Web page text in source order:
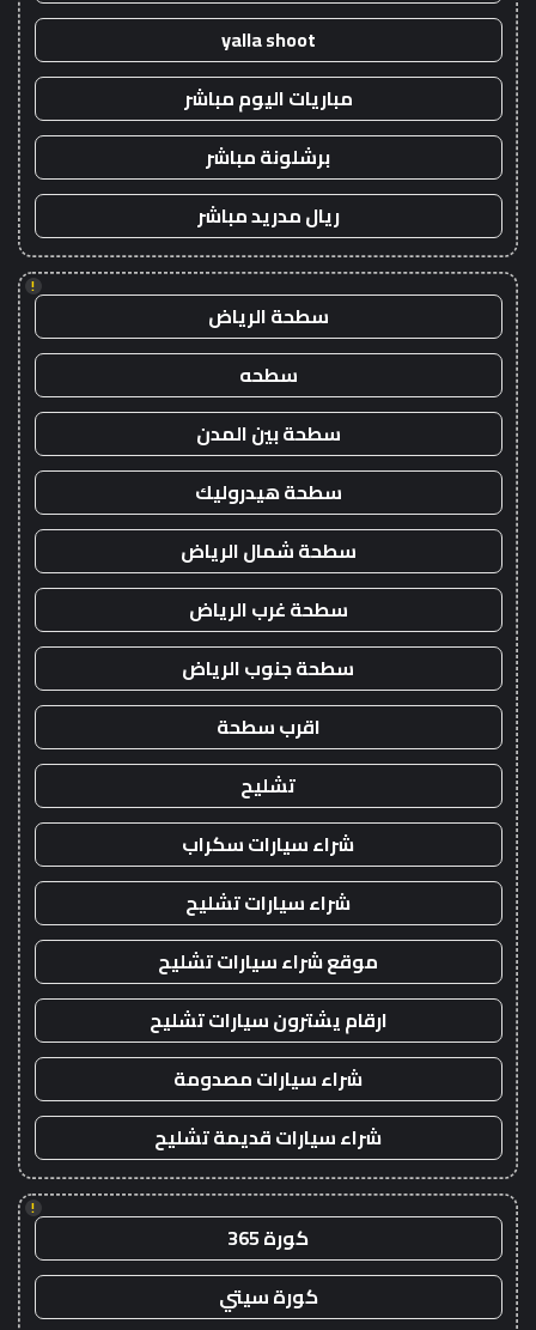
yalla shoot
مباريات اليوم مباشر
برشلونة مباشر
ريال مدريد مباشر
!
سطحة الرياض
سطحه
سطحة بين المدن
سطحة هيدروليك
سطحة شمال الرياض
سطحة غرب الرياض
سطحة جنوب الرياض
اقرب سطحة
تشليح
شراء سيارات سكراب
شراء سيارات تشليح
موقع شراء سيارات تشليح
ارقام يشترون سيارات تشليح
شراء سيارات مصدومة
شراء سيارات قديمة تشليح
!
كورة 365
كورة سيتي